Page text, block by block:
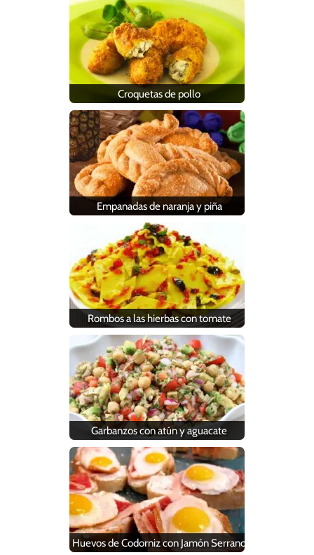
Croquetas de pollo
Empanadas de naranja y piña
Rombos a las hierbas con tomate
Garbanzos con atún y aguacate
Huevos de Codorniz con Jamón Serrano